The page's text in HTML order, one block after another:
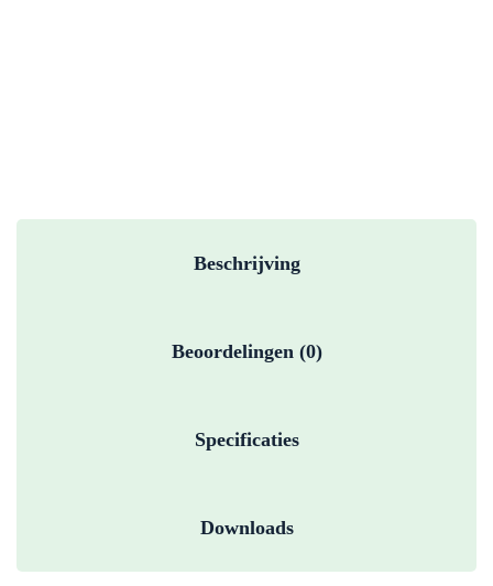
Beschrijving
Beoordelingen (0)
Specificaties
Downloads